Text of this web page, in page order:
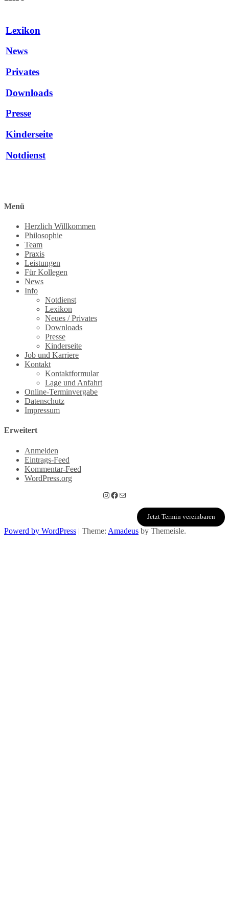
Lexikon
News
Privates
Downloads
Presse
Kinderseite
Notdienst
Menü
Herzlich Willkommen
Philosophie
Team
Praxis
Leistungen
Für Kollegen
News
Info
Notdienst
Lexikon
Neues / Privates
Downloads
Presse
Kinderseite
Job und Karriere
Kontakt
Kontaktformular
Lage und Anfahrt
Online-Terminvergabe
Datenschutz
Impressum
Erweitert
Anmelden
Eintrags-Feed
Kommentar-Feed
WordPress.org
Instagram
Facebook
E-Mail
Jetzt Termin vereinbaren
Powerd by WordPress | Theme: Amadeus by Themeisle.